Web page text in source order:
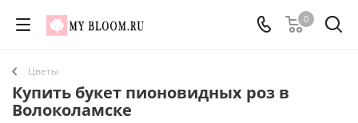
0
Цветы
Купить букет пионовидных роз в
Волоколамске